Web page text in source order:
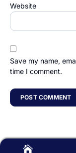
Website
Save my name,
time I comment.